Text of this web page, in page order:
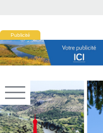
Publicité